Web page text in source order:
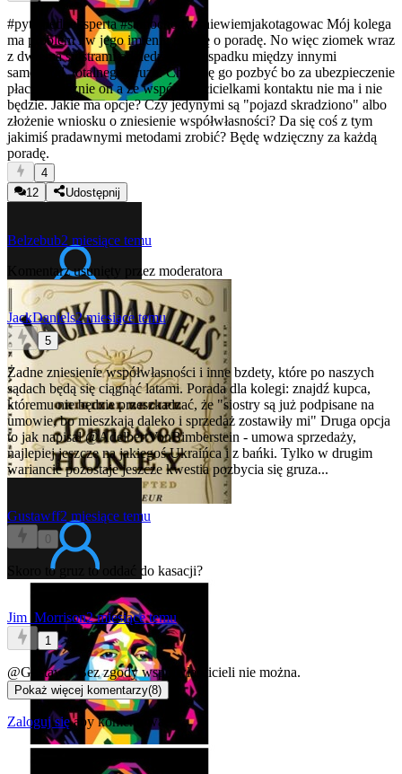
#pytaniedoeksperta #samochody #niewiemjakotagowac Mój kolega
ma problem i w jego imieniu proszę o poradę. No więc ziomek wraz
z dwiema siostrami odziedziczył w spadku między innymi
samochód, totalnego gruza. Chce się go pozbyć bo za ubezpieczenie
płaci wyłącznie on a ze współwłaścicielkami kontaktu nie ma i nie
będzie. Jakie ma opcje? Czy jedynymi są "pojazd skradziono" albo
złożenie wniosku o zniesienie współwłasności? Da się coś z tym
jakimiś pradawnymi metodami zrobić? Będę wdzięczny za każdą
poradę.
4
12
Udostępnij
Belzebub2 miesiące temu
Komentarz usunięty przez moderatora
JackDaniels2 miesiące temu
5
Żadne zniesienie współwłasności i inne bzdety, które po naszych
sądach będą się ciągnąć latami. Porada dla kolegi: znajdź kupca,
któremu nie będzie przeszkadzać, że "siostry są już podpisane na
umowie, bo mieszkają daleko i sprzedaż zostawiły mi" Druga opcja
to jak napisał@AdelbertVonBimberstein - umowa sprzedaży,
najlepiej jeszcze na jakiegoś Ukraińca i z bańki. Tylko w drugim
wariancie pozostaje jeszcze kwestia pozbycia się gruza...
Gustawff2 miesiące temu
0
Skoro to gruz to oddać do kasacji?
Jim_Morrison2 miesiące temu
1
@Gustawff Bez zgody współwłaścicieli nie można.
Pokaż więcej komentarzy(8)
Zaloguj sięaby komentować